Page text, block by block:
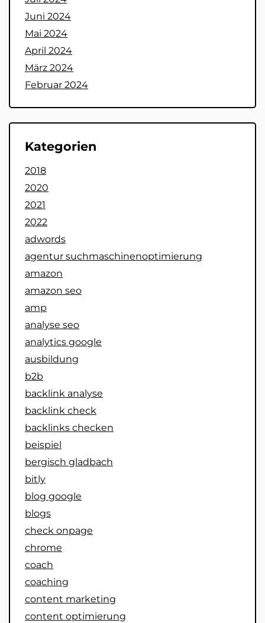
Juni 2024
Mai 2024
April 2024
März 2024
Februar 2024
Kategorien
2018
2020
2021
2022
adwords
agentur suchmaschinenoptimierung
amazon
amazon seo
amp
analyse seo
analytics google
ausbildung
b2b
backlink analyse
backlink check
backlinks checken
beispiel
bergisch gladbach
bitly
blog google
blogs
check onpage
chrome
coach
coaching
content marketing
content optimierung